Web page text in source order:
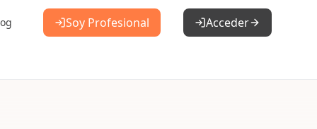
Soy Profesional Acceder